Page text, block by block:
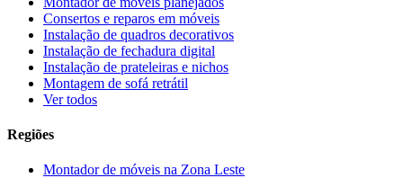
Consertos e reparos em móveis
Instalação de quadros decorativos
Instalação de fechadura digital
Instalação de prateleiras e nichos
Montagem de sofá retrátil
Ver todos
Regiões
Montador de móveis na Zona Leste